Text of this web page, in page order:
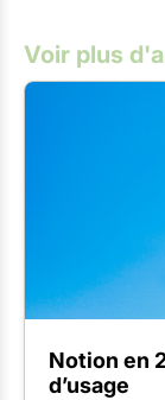
Voir plus
Notion en
d’usage